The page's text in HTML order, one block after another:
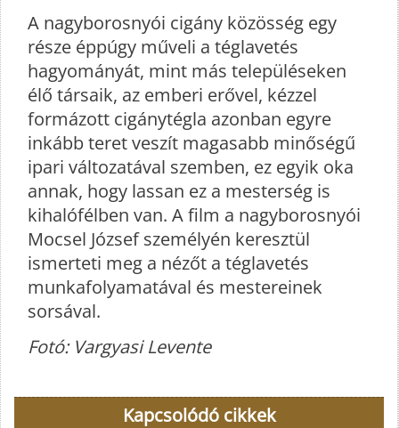
A nagyborosnyói cigány közösség egy
része éppúgy műveli a téglavetés
hagyományát, mint más településeken
élő társaik, az emberi erővel, kézzel
formázott cigánytégla azonban egyre
inkább teret veszít magasabb minőségű
ipari változatával szemben, ez egyik oka
annak, hogy lassan ez a mesterség is
kihalófélben van. A film a nagyborosnyói
Mocsel József személyén keresztül
ismerteti meg a nézőt a téglavetés
munkafolyamatával és mestereinek
sorsával.
Fotó: Vargyasi Levente
Kapcsolódó cikkek